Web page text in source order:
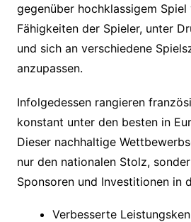
gegenüber hochklassigem
Fähigkeiten der Spieler, unter
und sich an verschiedene
anzupassen.
Infolgedessen rangieren
konstant unter den besten in
Dieser nachhaltige
nur den nationalen Stolz,
Sponsoren und Investitionen in
Verbesserte